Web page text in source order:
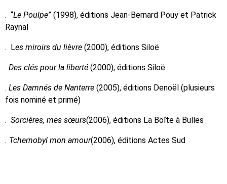
. “Le Poulpe” (1998), éditions Jean-Bernard Pouy et Patrick
Raynal
. Les miroirs du lièvre (2000), éditions Siloë
. Des clés pour la liberté (2000), éditions Siloë
. Les Damnés de Nanterre (2005), éditions Denoël (plusieurs
fois nominé et primé)
. Sorcières, mes sœurs(2006), éditions La Boîte à Bulles
. Tchernobyl mon amour(2006), éditions Actes Sud